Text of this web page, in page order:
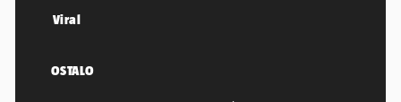
Viral
OSTALO